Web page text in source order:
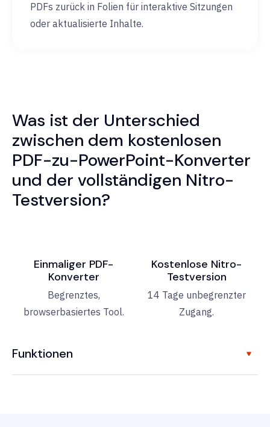
PDFs zurück in Folien für interaktive Sitzungen
oder aktualisierte Inhalte.
Was ist der Unterschied
zwischen dem kostenlosen
PDF-zu-PowerPoint-Konverter
und der vollständigen Nitro-
Testversion?
Einmaliger PDF-
Konverter
Begrenztes,
browserbasiertes Tool.
Kostenlose Nitro-
Testversion
14 Tage unbegrenzter
Zugang.
Funktionen